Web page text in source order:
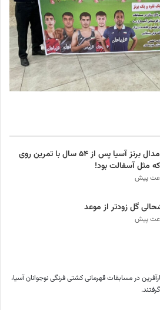
کسب مدال برنز آسیا پس از ۵۴ سال با تمرین روی
مثل آسفالت بود!
در مسابقات قهرمانی کشتی فرنگی نوجوانان آسیا،